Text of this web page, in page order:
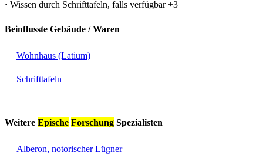
· Wissen durch Schrifttafeln, falls verfügbar +3
Beinflusste Gebäude / Waren
Wohnhaus (Latium)
Schrifttafeln
Weitere Epische Forschung Spezialisten
Alberon, notorischer Lügner